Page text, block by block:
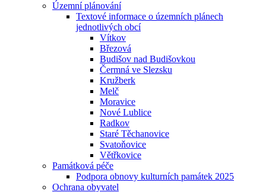
Územní plánování
Textové informace o územních plánech
jednotlivých obcí
Vítkov
Březová
Budišov nad Budišovkou
Čermná ve Slezsku
Kružberk
Melč
Moravice
Nové Lublice
Radkov
Staré Těchanovice
Svatoňovice
Větřkovice
Památková péče
Podpora obnovy kulturních památek 2025
Ochrana obyvatel